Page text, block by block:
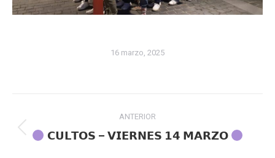
16 marzo, 2025
entre
ANTERIOR
Publicación
𝗖𝗨𝗟𝗧𝗢𝗦 – 𝗩𝗜𝗘𝗥𝗡𝗘𝗦 𝟭𝟰 𝗠𝗔𝗥𝗭𝗢